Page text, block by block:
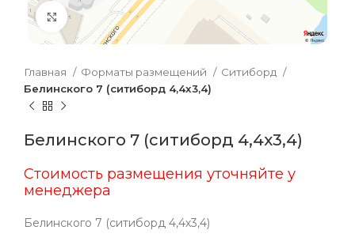
Увеличить
Главная Форматы размещений
Ситиборд
Белинского 7 (ситиборд 4,4х3,4)
Белинского 7 (ситиборд 4,4х3,4)
Стоимость размещения уточняйте у
менеджера
Белинского 7 (ситиборд 4,4х3,4)